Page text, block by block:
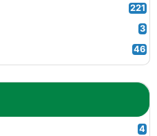
221
3
46
4